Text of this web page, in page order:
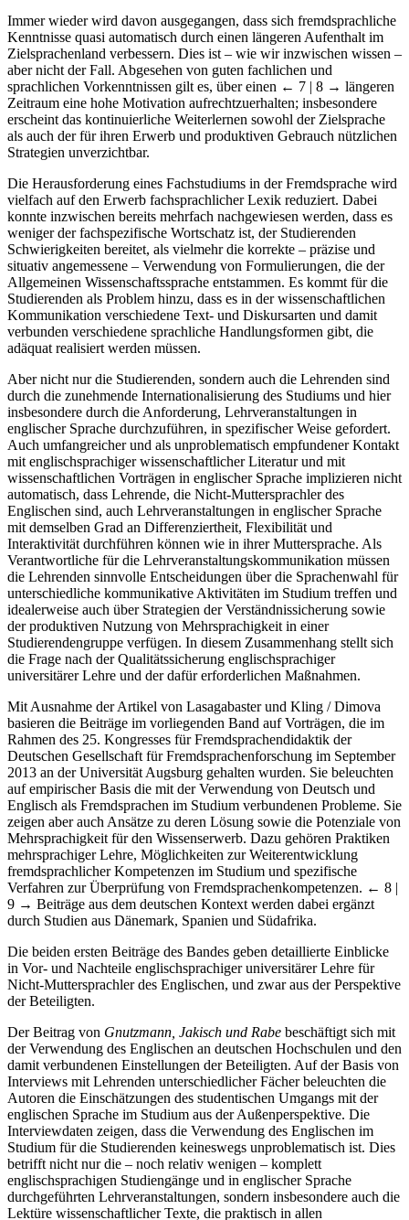
Immer wieder wird davon ausgegangen, dass sich fremdsprachliche
Kenntnisse quasi automatisch durch einen längeren Aufenthalt im
Zielsprachenland verbessern. Dies ist – wie wir inzwischen wissen –
aber nicht der Fall. Abgesehen von guten fachlichen und
sprachlichen Vorkenntnissen gilt es, über einen ← 7 | 8 → längeren
Zeitraum eine hohe Motivation aufrechtzuerhalten; insbesondere
erscheint das kontinuierliche Weiterlernen sowohl der Zielsprache
als auch der für ihren Erwerb und produktiven Gebrauch nützlichen
Strategien unverzichtbar.
Die Herausforderung eines Fachstudiums in der Fremdsprache wird
vielfach auf den Erwerb fachsprachlicher Lexik reduziert. Dabei
konnte inzwischen bereits mehrfach nachgewiesen werden, dass es
weniger der fachspezifische Wortschatz ist, der Studierenden
Schwierigkeiten bereitet, als vielmehr die korrekte – präzise und
situativ angemessene – Verwendung von Formulierungen, die der
Allgemeinen Wissenschaftssprache entstammen. Es kommt für die
Studierenden als Problem hinzu, dass es in der wissenschaftlichen
Kommunikation verschiedene Text- und Diskursarten und damit
verbunden verschiedene sprachliche Handlungsformen gibt, die
adäquat realisiert werden müssen.
Aber nicht nur die Studierenden, sondern auch die Lehrenden sind
durch die zunehmende Internationalisierung des Studiums und hier
insbesondere durch die Anforderung, Lehrveranstaltungen in
englischer Sprache durchzuführen, in spezifischer Weise gefordert.
Auch umfangreicher und als unproblematisch empfundener Kontakt
mit englischsprachiger wissenschaftlicher Literatur und mit
wissenschaftlichen Vorträgen in englischer Sprache implizieren nicht
automatisch, dass Lehrende, die Nicht-Muttersprachler des
Englischen sind, auch Lehrveranstaltungen in englischer Sprache
mit demselben Grad an Differenziertheit, Flexibilität und
Interaktivität durchführen können wie in ihrer Muttersprache. Als
Verantwortliche für die Lehrveranstaltungskommunikation müssen
die Lehrenden sinnvolle Entscheidungen über die Sprachenwahl für
unterschiedliche kommunikative Aktivitäten im Studium treffen und
idealerweise auch über Strategien der Verständnissicherung sowie
der produktiven Nutzung von Mehrsprachigkeit in einer
Studierendengruppe verfügen. In diesem Zusammenhang stellt sich
die Frage nach der Qualitätssicherung englischsprachiger
universitärer Lehre und der dafür erforderlichen Maßnahmen.
Mit Ausnahme der Artikel von Lasagabaster und Kling / Dimova
basieren die Beiträge im vorliegenden Band auf Vorträgen, die im
Rahmen des 25. Kongresses für Fremdsprachendidaktik der
Deutschen Gesellschaft für Fremdsprachenforschung im September
2013 an der Universität Augsburg gehalten wurden. Sie beleuchten
auf empirischer Basis die mit der Verwendung von Deutsch und
Englisch als Fremdsprachen im Studium verbundenen Probleme. Sie
zeigen aber auch Ansätze zu deren Lösung sowie die Potenziale von
Mehrsprachigkeit für den Wissenserwerb. Dazu gehören Praktiken
mehrsprachiger Lehre, Möglichkeiten zur Weiterentwicklung
fremdsprachlicher Kompetenzen im Studium und spezifische
Verfahren zur Überprüfung von Fremdsprachenkompetenzen. ← 8 |
9 → Beiträge aus dem deutschen Kontext werden dabei ergänzt
durch Studien aus Dänemark, Spanien und Südafrika.
Die beiden ersten Beiträge des Bandes geben detaillierte Einblicke
in Vor- und Nachteile englischsprachiger universitärer Lehre für
Nicht-Muttersprachler des Englischen, und zwar aus der Perspektive
der Beteiligten.
Der Beitrag von Gnutzmann, Jakisch und Rabe beschäftigt sich mit
der Verwendung des Englischen an deutschen Hochschulen und den
damit verbundenen Einstellungen der Beteiligten. Auf der Basis von
Interviews mit Lehrenden unterschiedlicher Fächer beleuchten die
Autoren die Einschätzungen des studentischen Umgangs mit der
englischen Sprache im Studium aus der Außenperspektive. Die
Interviewdaten zeigen, dass die Verwendung des Englischen im
Studium für die Studierenden keineswegs unproblematisch ist. Dies
betrifft nicht nur die – noch relativ wenigen – komplett
englischsprachigen Studiengänge und in englischer Sprache
durchgeführten Lehrveranstaltungen, sondern insbesondere auch die
Lektüre wissenschaftlicher Texte, die praktisch in allen